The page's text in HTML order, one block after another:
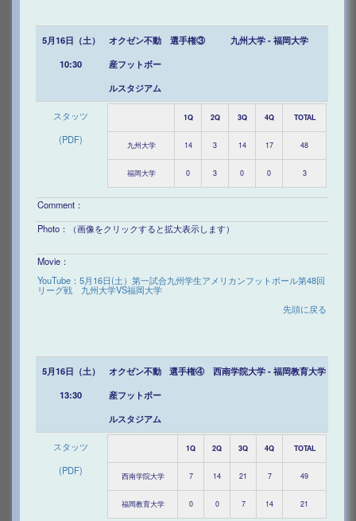
5月16日（土）
10:30
オクゼン不動
産フットボー
ルスタジアム
選手権③ 九州大学 - 福岡大学
スタッツ
(PDF)
1Q 2Q 3Q 4Q TOTAL
九州大学 14 3 14 17 48
福岡大学 0 3 0 0 3
Comment：
Photo：（画像をクリックすると拡大表示します）
Movie：
YouTube：5月16日(土）第一試合九州学生アメリカンフットボール第48回
リーグ戦 九州大学VS福岡大学
先頭に戻る
5月16日（土）
13:30
オクゼン不動
産フットボー
ルスタジアム
選手権④ 西南学院大学 - 福岡教育大学
スタッツ
(PDF)
1Q 2Q 3Q 4Q TOTAL
西南学院大学 7 14 21 7 49
福岡教育大学 0 0 7 14 21